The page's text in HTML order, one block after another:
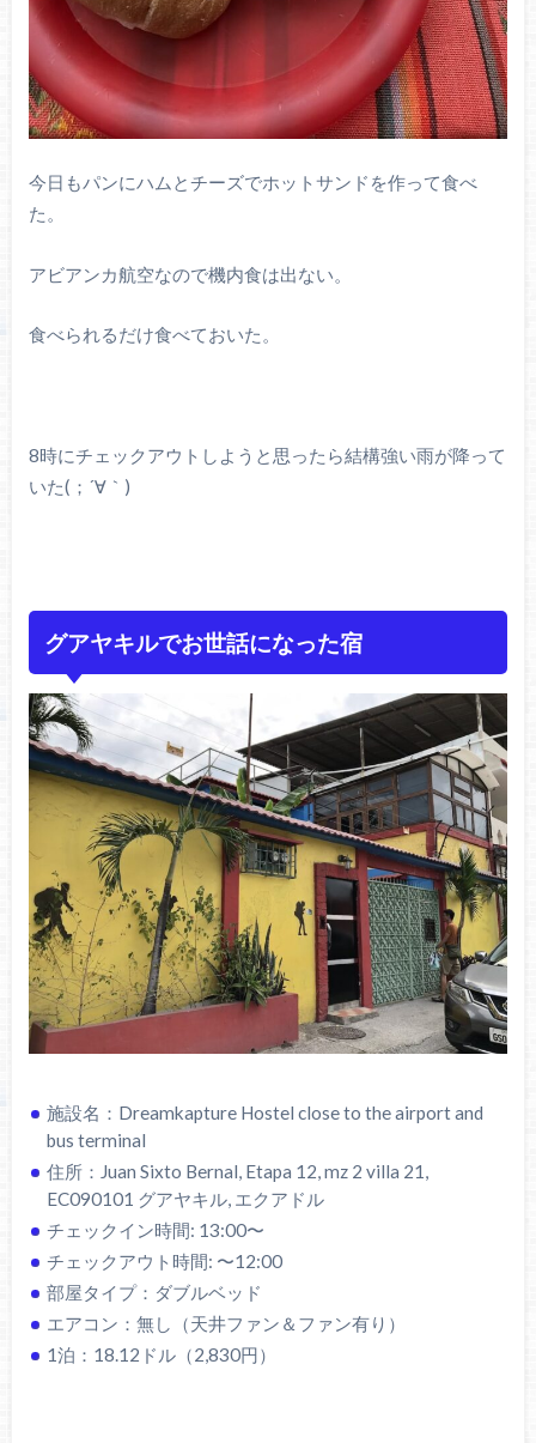
今日もパンにハムとチーズでホットサンドを作って食べ
た。
アビアンカ航空なので機内食は出ない。
食べられるだけ食べておいた。
8時にチェックアウトしようと思ったら結構強い雨が降って
いた(；´∀｀)
グアヤキルでお世話になった宿
施設名：Dreamkapture Hostel close to the airport and
bus terminal
住所：Juan Sixto Bernal, Etapa 12, mz 2 villa 21,
EC090101 グアヤキル, エクアドル
チェックイン時間: 13:00〜
チェックアウト時間: 〜12:00
部屋タイプ：ダブルベッド
エアコン：無し（天井ファン＆ファン有り）
1泊：18.12ドル（2,830円）